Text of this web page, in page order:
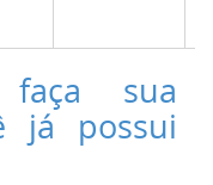
sua
já possui